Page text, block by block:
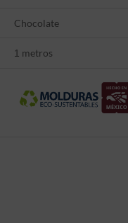
Chocolate
1 metros